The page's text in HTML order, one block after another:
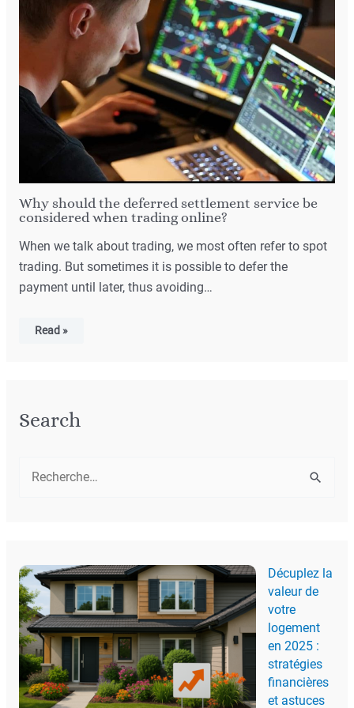
Why should the deferred settlement service be
considered when trading online?
When we talk about trading, we most often refer to spot
trading. But sometimes it is possible to defer the
payment until later, thus avoiding…
Read »
Search
e
r
c
h
r
Décuplez la
valeur de
votre
logement
en 2025 :
stratégies
financières
et astuces